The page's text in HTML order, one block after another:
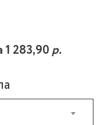
1 283,90р.